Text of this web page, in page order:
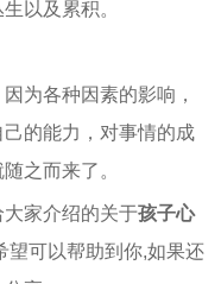
以及累积。
为各种因素的影响，
的能力，对事情的成
之而来了。
大家介绍的关于孩子心
望可以帮助到你,如果还